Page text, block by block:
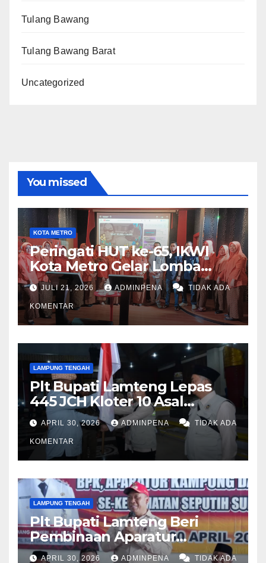
Tulang Bawang
Tulang Bawang Barat
Uncategorized
You missed
KOTA METRO
Peringati HUT ke-65, IKWI
Kota Metro Gelar Lomba
Fashion Show
JULI 21, 2026 ADMINPENA TIDAK ADA
KOMENTAR
LAMPUNG TENGAH
Plt Bupati Lamteng Lepas
445 JCH Kloter 10 Asal
Lamteng
APRIL 30, 2026 ADMINPENA TIDAK ADA
KOMENTAR
LAMPUNG TENGAH
Plt Bupati Lamteng Beri
Pembinaan Aparatur
Kampung
APRIL 30, 2026 ADMINPENA TIDAK ADA